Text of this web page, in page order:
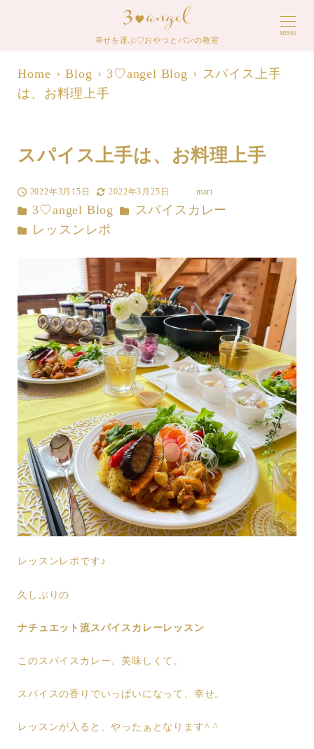
幸せを運ぶ♡おやつとパンの教室
MENU
Home Blog 3♡angel Blog
スパイス上手
は、お料理上手
スパイス上手は、お料理上手
投稿日
2022年3月15日
更新日
2022年3月25日
者
mari
カテゴリー
3♡angel Blog カテゴリー
スパイスカレー
カテゴリー
レッスンレポ
レッスンレポです♪
久しぶりの
ナチュエット流スパイスカレーレッスン
このスパイスカレー、美味しくて。
スパイスの香りでいっぱいになって、幸せ。
レッスンが入ると、やったぁとなります^ ^